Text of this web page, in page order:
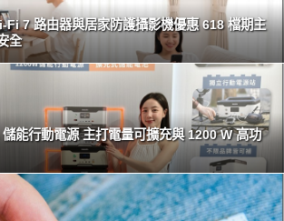
7 路由器與居家防護攝影機優惠 618 檔期主
全
能行動電源 主打電量可擴充與 1200 W 高功